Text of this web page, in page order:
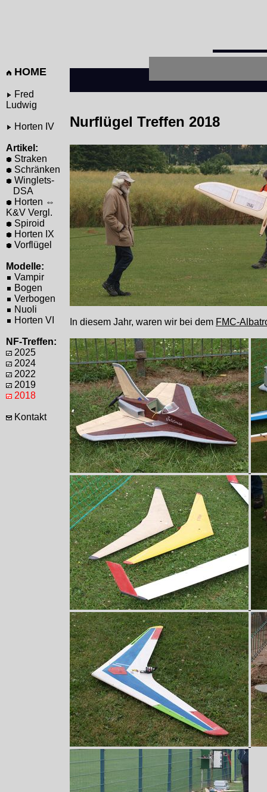
HOME
Fred
Ludwig
Horten IV
Artikel:
Straken
Schränken
Winglets-
DSA
Horten ⇔
K&V Vergl.
Spiroid
Horten IX
Vorflügel
Modelle:
Vampir
Bogen
Verbogen
Nuoli
Horten VI
NF-Treffen:
2025
2024
2022
2019
2018
Kontakt
Nurflügel Treffen 2018
In diesem Jahr, waren wir bei dem FMC-